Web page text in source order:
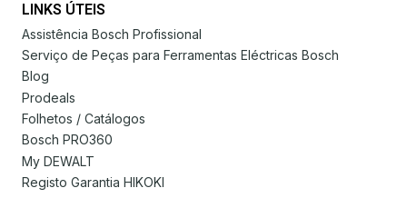
LINKS ÚTEIS
Assistência Bosch Profissional
Serviço de Peças para Ferramentas Eléctricas Bosch
Blog
Prodeals
Folhetos / Catálogos
Bosch PRO360
My DEWALT
Registo Garantia HIKOKI